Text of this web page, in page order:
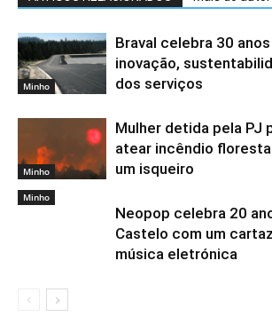
Minho
Braval celebra 30
inovação,
dos serviços
Minho
Mulher detida pela PJ
atear incêndio
um isqueiro
Minho
Neopop celebra 20
Castelo com um
música eletrónica